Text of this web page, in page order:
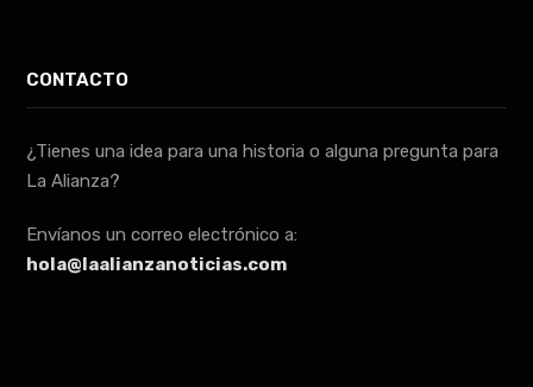
CONTACTO
¿Tienes una idea para una historia o alguna pregunta para
La Alianza?
Envíanos un correo electrónico a:
hola@laalianzanoticias.com